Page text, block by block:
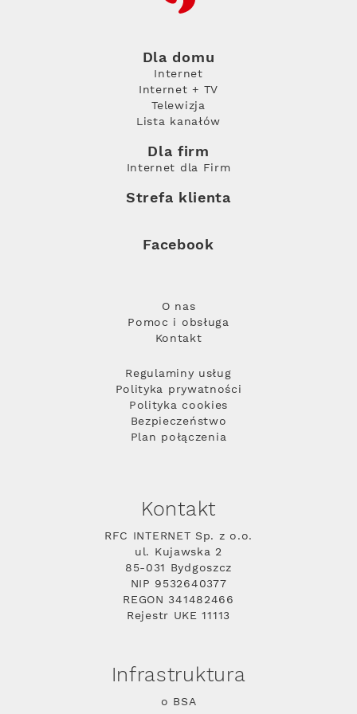
Dla domu
Internet
Internet + TV
Telewizja
Lista kanałów
Dla firm
Internet dla Firm
Strefa klienta
Facebook
O nas
Pomoc i obsługa
Kontakt
Regulaminy usług
Polityka prywatności
Polityka cookies
Bezpieczeństwo
Plan połączenia
Kontakt
RFC INTERNET Sp. z o.o.
ul. Kujawska 2
85-031 Bydgoszcz
NIP 9532640377
REGON 341482466
Rejestr UKE 11113
Infrastruktura
o BSA